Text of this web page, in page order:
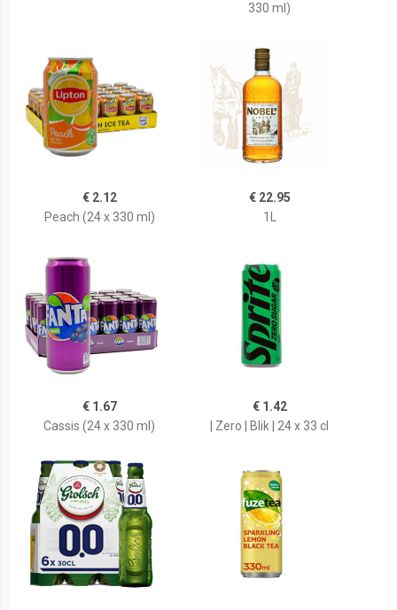
330 ml)
€ 2.12
Peach (24 x 330 ml)
€ 22.95
1L
€ 1.67
Cassis (24 x 330 ml)
€ 1.42
| Zero | Blik | 24 x 33 cl